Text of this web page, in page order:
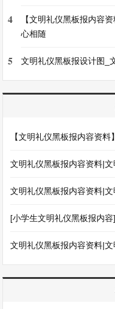
4
【文明礼仪黑板报内容
心相随
5 文明礼仪黑板报设计图_
【文明礼仪黑板报内容资
文明礼仪黑板报内容资料|
文明礼仪黑板报内容资料|
[小学生文明礼仪黑板报内
文明礼仪黑板报内容资料|